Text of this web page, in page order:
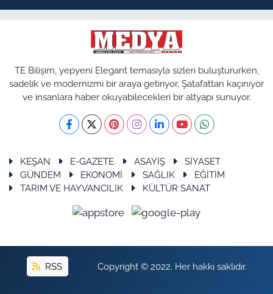
TE Bilişim, yepyeni Elegant temasıyla sizleri buluştururken,
sadelik ve modernizmi bir araya getiriyor. Şatafattan kaçınıyor
ve insanlara haber okuyabilecekleri bir altyapı sunuyor.
KEŞAN E-GAZETE ASAYİŞ
SİYASET
GÜNDEM
EKONOMİ SAĞLIK
EĞİTİM
TARIM VE HAYVANCILIK
KÜLTÜR SANAT
RSS Copyright © 2022. Her hakkı saklıdır.